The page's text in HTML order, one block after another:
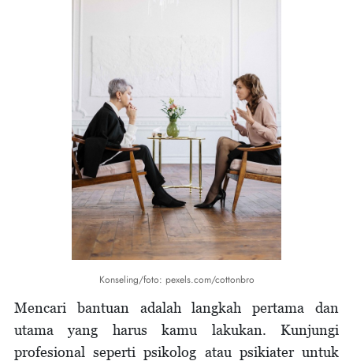
Konseling/foto: pexels.com/cottonbro
Mencari bantuan adalah langkah pertama dan
utama yang harus kamu lakukan. Kunjungi
profesional seperti psikolog atau psikiater untuk